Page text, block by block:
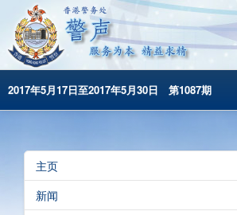
2017年5月17日至2017年5月30日 第1087期
昔日警声
警务处主页
主页
新闻